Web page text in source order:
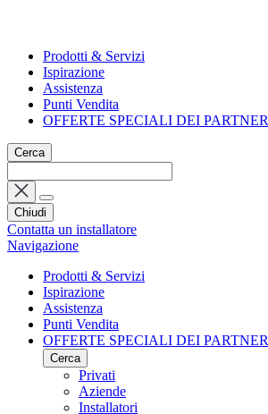
Prodotti & Servizi
Ispirazione
Assistenza
Punti Vendita
OFFERTE SPECIALI DEI PARTNER
Cerca
Chiudi
Contatta un installatore
Navigazione
Prodotti & Servizi
Ispirazione
Assistenza
Punti Vendita
OFFERTE SPECIALI DEI PARTNER
Cerca
Privati
Aziende
Installatori